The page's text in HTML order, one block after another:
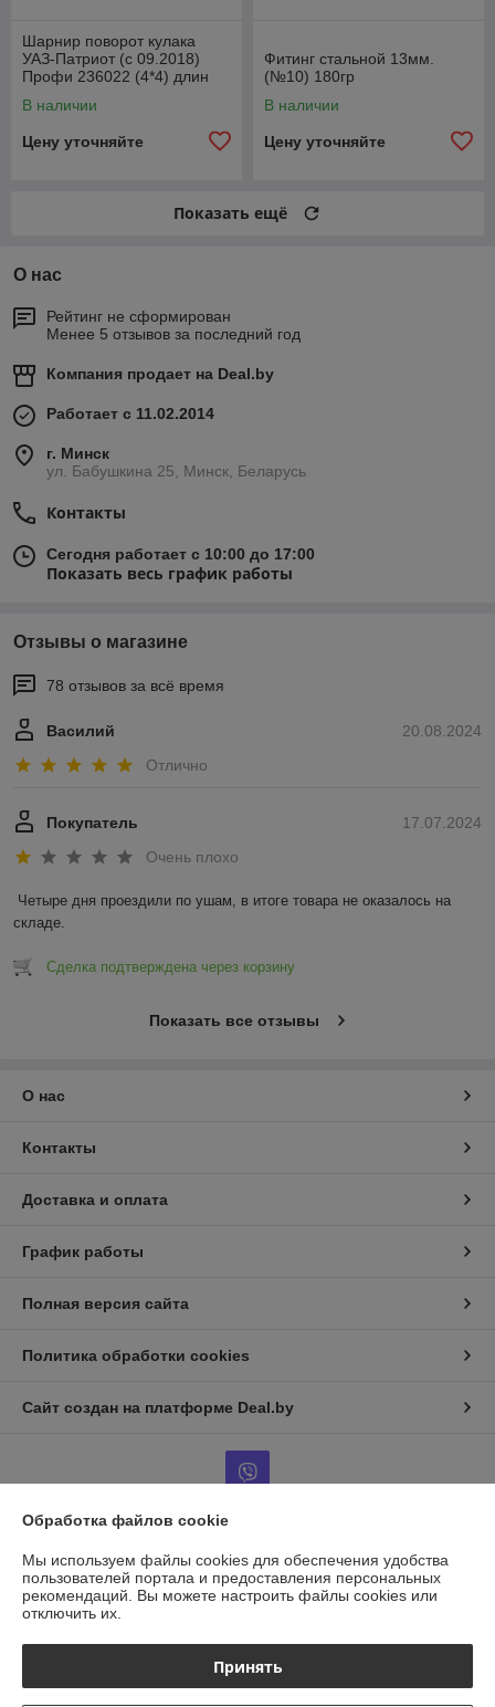
Шарнир поворот кулака
УАЗ-Патриот (с 09.2018)
Профи 236022 (4*4) длин
2360222304061
В наличии
Цену уточняйте
Фитинг стальной 13мм.
(№10) 180гр
В наличии
Цену уточняйте
Показать ещё
О нас
Рейтинг не сформирован
Менее 5 отзывов за последний год
Компания продает на Deal.by
Работает с 11.02.2014
г. Минск
ул. Бабушкина 25, Минск, Беларусь
Контакты
Сегодня работает с 10:00 до 17:00
Показать весь график работы
Отзывы о магазине
78 отзывов за всё время
20.08.2024
Василий
Отлично
17.07.2024
Покупатель
Очень плохо
Четыре дня проездили по ушам, в итоге товара не оказалось на
складе.
Сделка подтверждена через корзину
Показать все отзывы
О нас
Контакты
Доставка и оплата
График работы
Полная версия сайта
Политика обработки cookies
Сайт создан на платформе Deal.by
Информация для покупателя
Юридическое лицо:ООО "ГАЗАВТОТОРГ"
г.Минск, ул.Бабушкина д.25, каб14
Регистрационный номер ЕГР: 193958856
Обработка файлов cookie
Мы используем файлы cookies для обеспечения удобства
пользователей портала и предоставления персональных
рекомендаций. Вы можете настроить файлы cookies или
отключить их.
Принять